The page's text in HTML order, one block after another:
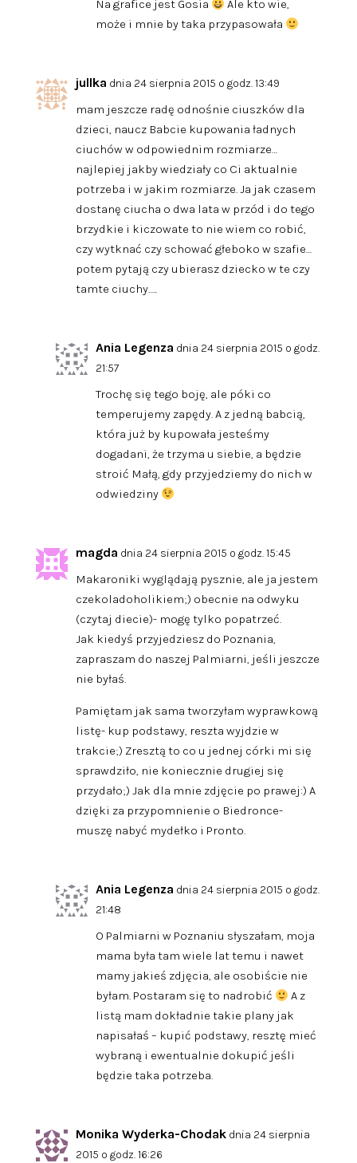
Na grafice jest Gosia
Ale kto wie,
może i mnie by taka przypasowała
jullka dnia 24 sierpnia 2015 o godz. 13:49
mam jeszcze radę odnośnie ciuszków dla
dzieci, naucz Babcie kupowania ładnych
ciuchów w odpowiednim rozmiarze…
najlepiej jakby wiedziały co Ci aktualnie
potrzeba i w jakim rozmiarze. Ja jak czasem
dostanę ciucha o dwa lata w przód i do tego
brzydkie i kiczowate to nie wiem co robić,
czy wytknać czy schować głeboko w szafie…
potem pytają czy ubierasz dziecko w te czy
tamte ciuchy…..
Ania Legenza dnia 24 sierpnia 2015 o godz.
21:57
Trochę się tego boję, ale póki co
temperujemy zapędy. A z jedną babcią,
która już by kupowała jesteśmy
dogadani, że trzyma u siebie, a będzie
stroić Małą, gdy przyjedziemy do nich w
odwiedziny
magda dnia 24 sierpnia 2015 o godz. 15:45
Makaroniki wyglądają pysznie, ale ja jestem
czekoladoholikiem;) obecnie na odwyku
(czytaj diecie)- mogę tylko popatrzeć.
Jak kiedyś przyjedziesz do Poznania,
zapraszam do naszej Palmiarni, jeśli jeszcze
nie byłaś.
Pamiętam jak sama tworzyłam wyprawkową
listę- kup podstawy, reszta wyjdzie w
trakcie;) Zresztą to co u jednej córki mi się
sprawdziło, nie koniecznie drugiej się
przydało;) Jak dla mnie zdjęcie po prawej:) A
dzięki za przypomnienie o Biedronce-
muszę nabyć mydełko i Pronto.
Ania Legenza dnia 24 sierpnia 2015 o godz.
21:48
O Palmiarni w Poznaniu słyszałam, moja
mama była tam wiele lat temu i nawet
mamy jakieś zdjęcia, ale osobiście nie
byłam. Postaram się to nadrobić
A z
listą mam dokładnie takie plany jak
napisałaś – kupić podstawy, resztę mieć
wybraną i ewentualnie dokupić jeśli
będzie taka potrzeba.
Monika Wyderka-Chodak dnia 24 sierpnia
2015 o godz. 16:26